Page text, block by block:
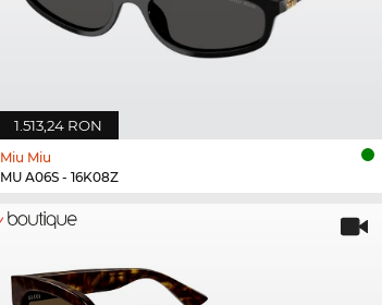
1.513,24 RON
Miu Miu
MU A06S - 16K08Z